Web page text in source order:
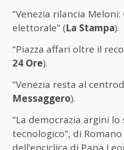
“Venezia rilancia
elettorale” (La Stampa).
“Piazza affari oltre il
24 Ore).
“Venezia resta al
Messaggero).
“La democrazia argini
tecnologico”, di